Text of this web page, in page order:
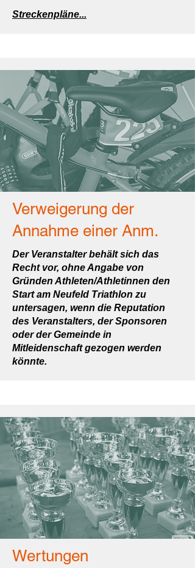
Streckenpläne...
Verweigerung der
Annahme einer Anm.
Der Veranstalter behält sich das
Recht vor, ohne Angabe von
Gründen Athleten/Athletinnen den
Start am Neufeld Triathlon zu
untersagen, wenn die Reputation
des Veranstalters, der Sponsoren
oder der Gemeinde in
Mitleidenschaft gezogen werden
könnte.
Wertungen